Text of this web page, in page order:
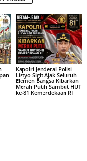
Kapolri Jenderal Polisi
Listyo Sigit Ajak Seluruh
Elemen Bangsa Kibarkan
Merah Putih Sambut HUT
ke‑81 Kemerdekaan RI